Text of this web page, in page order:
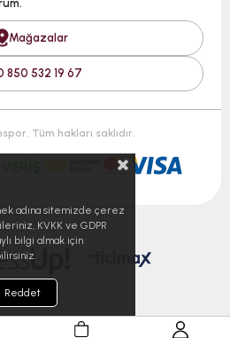
Mağazalar
850 532 19 67
Tüm hakları saklıdır.
adına sitemizde çerez
KVKK ve GDPR
bilgi almak için
Reddet